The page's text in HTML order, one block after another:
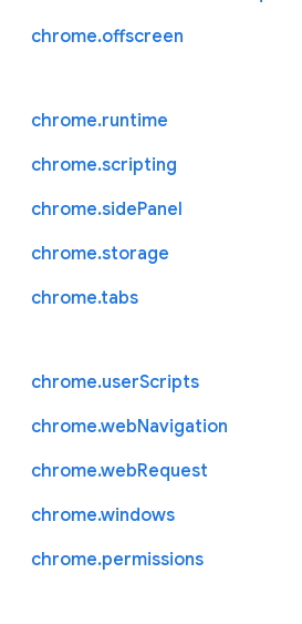
chrome.offscreen
chrome.runtime
chrome.scripting
chrome.sidePanel
chrome.storage
chrome.tabs
chrome.userScripts
chrome.webNavigation
chrome.webRequest
chrome.windows
chrome.permissions